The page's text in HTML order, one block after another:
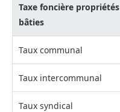
Taxe foncière propriétés
bâties
Taux communal
Taux intercommunal
Taux syndical